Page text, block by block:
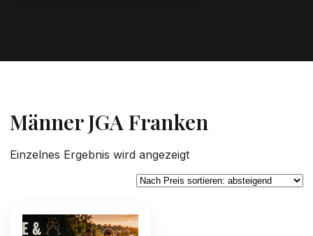
Männer JGA Franken
Einzelnes Ergebnis wird angezeigt